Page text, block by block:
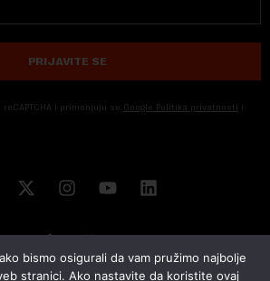
PRIJAVITE SE
i primenjuju se Google Politika privatnosti i
bismo osigurali da vam pružimo najbolje
stranici. Ako nastavite da koristite ovaj